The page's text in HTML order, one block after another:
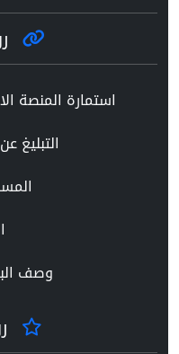
استمارة المنصة
التبليغ
وصف